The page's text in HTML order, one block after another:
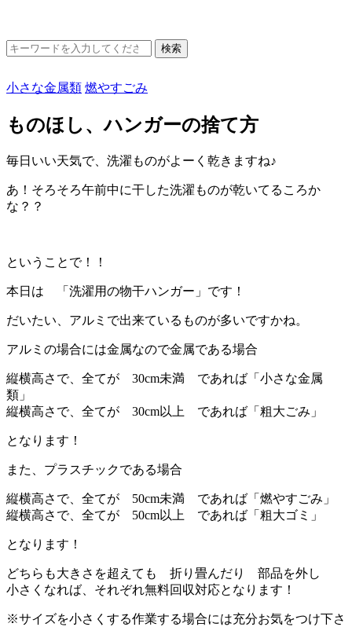
小さな金属類 燃やすごみ
ものほし、ハンガーの捨て方
毎日いい天気で、洗濯ものがよーく乾きますね♪
あ！そろそろ午前中に干した洗濯ものが乾いてるころか
な？？
ということで！！
本日は 「洗濯用の物干ハンガー」です！
だいたい、アルミで出来ているものが多いですかね。
アルミの場合には金属なので金属である場合
縦横高さで、全てが 30cm未満 であれば「小さな金属
類」
縦横高さで、全てが 30cm以上 であれば「粗大ごみ」
となります！
また、プラスチックである場合
縦横高さで、全てが 50cm未満 であれば「燃やすごみ」
縦横高さで、全てが 50cm以上 であれば「粗大ゴミ」
となります！
どちらも大きさを超えても 折り畳んだり 部品を外し
小さくなれば、それぞれ無料回収対応となります！
※サイズを小さくする作業する場合には充分お気をつけ下さ